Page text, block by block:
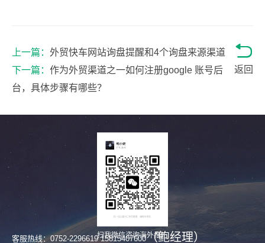
返回
上一篇： 外贸快车网站询盘提醒和4个询盘来源渠道
下一篇： 作为外贸渠道之一如何注册google 账号后
台，具体步骤有哪些？
扫我微信咨询海外推广
客服热线：0752-2296619 15815407600（鲍经理）